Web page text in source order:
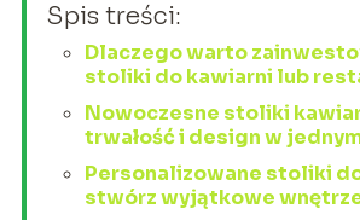
Spis treści:
Dlaczego warto
stoliki do kawiarni lub
Nowoczesne stoliki
trwałość i design w
Personalizowane stoliki
stwórz wyjątkowe